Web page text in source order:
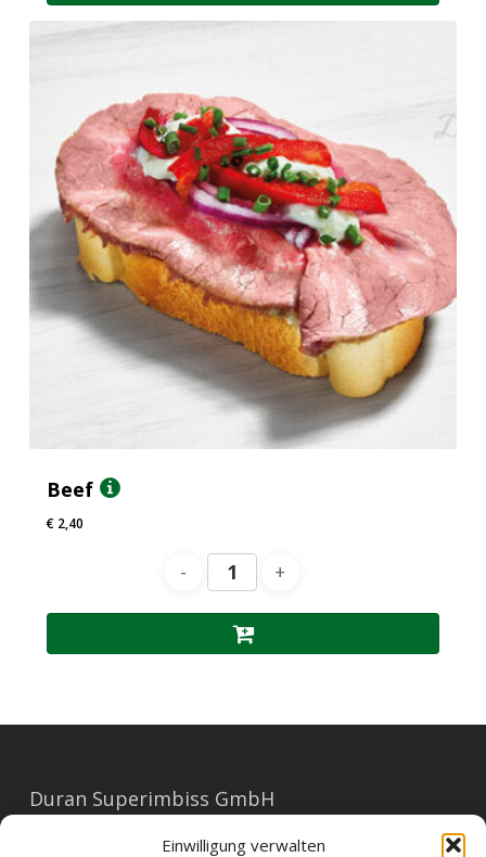
Einwilligung verwalten
Beef
€2,40
Duran Superimbiss GmbH